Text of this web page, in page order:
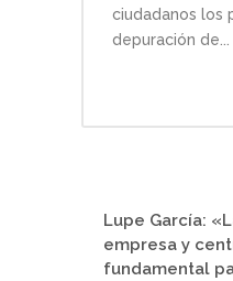
ciudadanos los
depuración de...
Lupe García:
empresa y
fundamental